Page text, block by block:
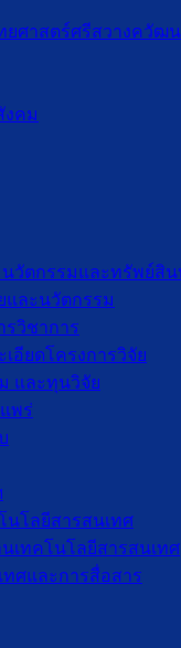
ยศาสตร์ศรีสวางควัฒน
งคม
นวัตกรรมและทรัพย์สิ
และนวัตกรรม
รวิชาการ
เอียดโครงการวิจัย
และทุนวิจัย
พร่
นโลยีสารสนเทศ
เทคโนโลยีสารสนเทศ
ศและการสื่อสาร